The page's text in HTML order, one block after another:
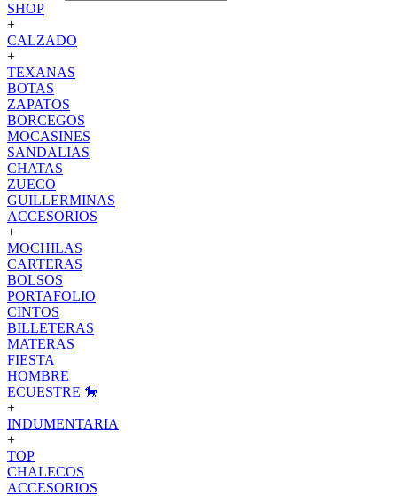
SHOP
+
CALZADO
+
TEXANAS
BOTAS
ZAPATOS
BORCEGOS
MOCASINES
SANDALIAS
CHATAS
ZUECO
GUILLERMINAS
ACCESORIOS
+
MOCHILAS
CARTERAS
BOLSOS
PORTAFOLIO
CINTOS
BILLETERAS
MATERAS
FIESTA
HOMBRE
ECUESTRE 🐎
+
INDUMENTARIA
+
TOP
CHALECOS
ACCESORIOS